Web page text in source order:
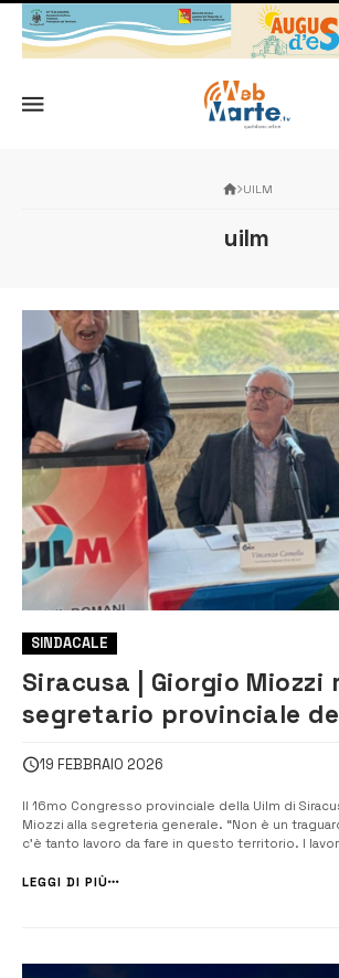
UILM
uilm
SINDACALE
Siracusa | Giorgio Miozzi
segretario provinciale
19 FEBBRAIO 2026
Il 16mo Congresso provinciale della Uilm di
Miozzi alla segreteria generale. “Non è un
c’è tanto lavoro da fare in questo territorio. I
darle. Serve una transizione giusta senza perdere
LEGGI DI PIÙ